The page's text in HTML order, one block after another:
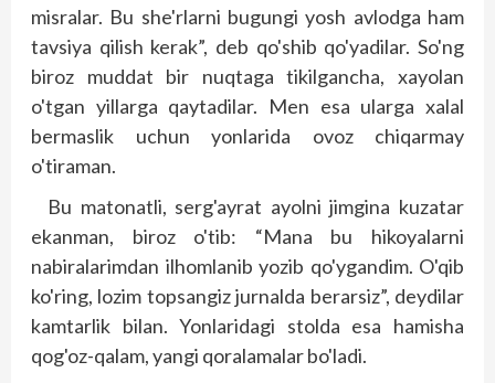
misralar. Bu she'rlarni bugungi yosh avlodga ham
tavsiya qilish kerak”, deb qo'shib qo'yadilar. So'ng
biroz muddat bir nuqtaga tikilgancha, xayolan
o'tgan yillarga qaytadilar. Men esa ularga xalal
bermaslik uchun yonlarida ovoz chiqarmay
o'tiraman.
Bu matonatli, serg'ayrat ayolni jimgina kuzatar
ekanman, biroz o'tib: “Mana bu hikoyalarni
nabiralarimdan ilhomlanib yozib qo'ygandim. O'qib
ko'ring, lozim topsangiz jurnalda berarsiz”, deydilar
kamtarlik bilan. Yonlaridagi stolda esa hamisha
qog'oz-qalam, yangi qoralamalar bo'ladi.